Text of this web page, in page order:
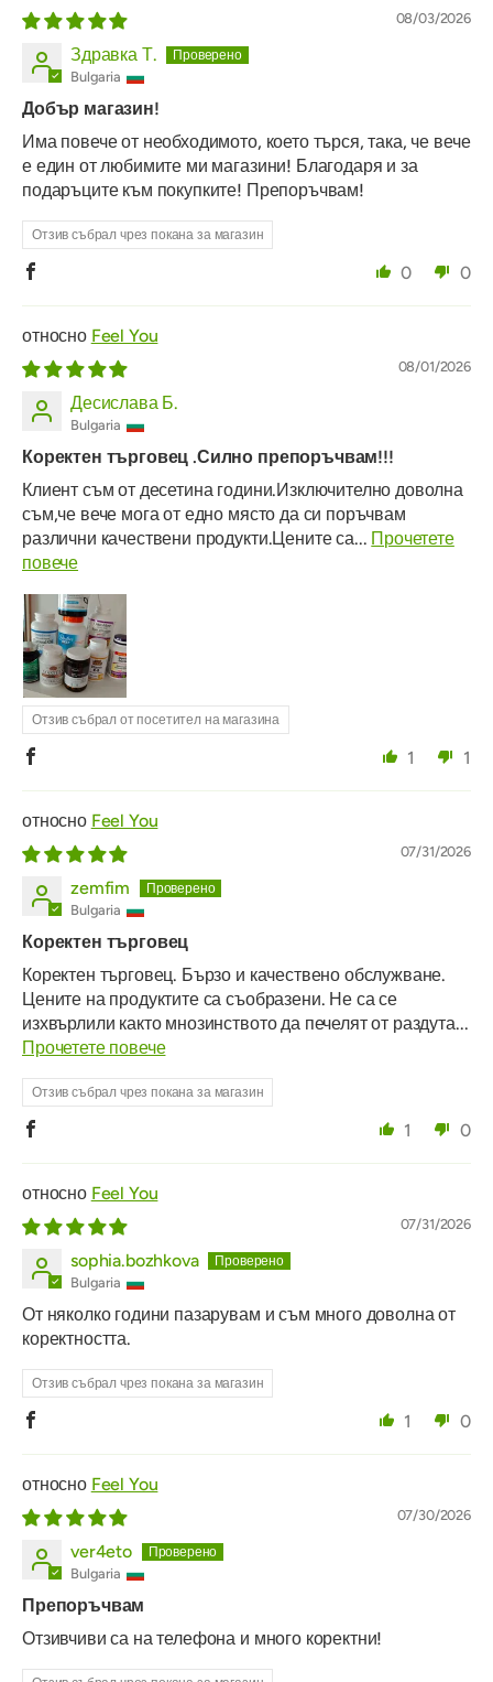
08/03/2026
Здравка Т.
Bulgaria
Добър магазин!
Има повече от необходимото, което търся, така, че вече
е един от любимите ми магазини! Благодаря и за
подаръците към покупките! Препоръчвам!
Отзив събрал чрез покана за магазин
0 0
Feel You
08/01/2026
Десислава Б.
Bulgaria
Коректен търговец .Силно препоръчвам!!!
Клиент съм от десетина години.Изключително доволна
съм,че вече мога от едно място да си поръчвам
различни качествени продукти.Цените са... Прочетете
повече
Отзив събрал от посетител на магазина
1 1
Feel You
07/31/2026
zemfim
Bulgaria
Коректен търговец
Коректен търговец. Бързо и качествено обслужване.
Цените на продуктите са съобразени. Не са се
изхвърлили както мнозинството да печелят от раздута...
Прочетете повече
Отзив събрал чрез покана за магазин
1 0
Feel You
07/31/2026
sophia.bozhkova
Bulgaria
От няколко години пазарувам и съм много доволна от
коректността.
Отзив събрал чрез покана за магазин
1 0
Feel You
07/30/2026
ver4eto
Bulgaria
Препоръчвам
Отзивчиви са на телефона и много коректни!